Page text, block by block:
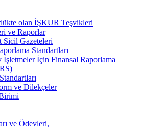
olan İŞKUR Teşvikleri
ve Raporlar
Sicil Gazeteleri
Standartları
İçin Finansal Raporlama
ve Dilekçeler
ve Ödevleri,